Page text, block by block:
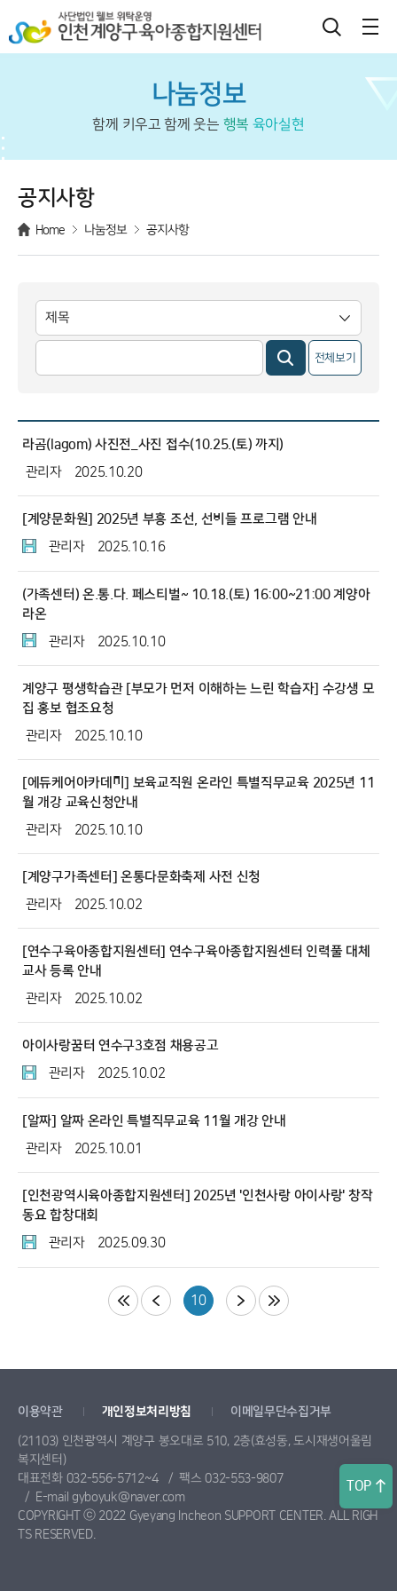
나눔정보
함께 키우고 함께 웃는 행복 육아실현
공지사항
Home 나눔정보 공지사항
전체보기
라곰(lagom) 사진전_사진 접수(10.25.(토) 까지)
관리자 2025.10.20
[계양문화원] 2025년 부흥 조선, 선비들 프로그램 안내
관리자 2025.10.16
(가족센터) 온.통.다. 페스티벌~ 10.18.(토) 16:00~21:00 계양아
라온
관리자 2025.10.10
계양구 평생학습관 [부모가 먼저 이해하는 느린 학습자] 수강생 모
집 홍보 협조요청
관리자 2025.10.10
[에듀케어아카데미] 보육교직원 온라인 특별직무교육 2025년 11
월 개강 교육신청안내
관리자 2025.10.10
[계양구가족센터] 온통다문화축제 사전 신청
관리자 2025.10.02
[연수구육아종합지원센터] 연수구육아종합지원센터 인력풀 대체
교사 등록 안내
관리자 2025.10.02
아이사랑꿈터 연수구3호점 채용공고
관리자 2025.10.02
[알짜] 알짜 온라인 특별직무교육 11월 개강 안내
관리자 2025.10.01
[인천광역시육아종합지원센터] 2025년 '인천사랑 아이사랑' 창작
동요 합창대회
관리자 2025.09.30
10
이용약관 개인정보처리방침 이메일무단수집거부
(21103) 인천광역시 계양구 봉오대로 510, 2층(효성동, 도시재생어울림
복지센터)
대표전화 032-556-5712~4
팩스 032-553-9807
E-mail gyboyuk@naver.com
COPYRIGHT ⓒ 2022 Gyeyang Incheon SUPPORT CENTER. ALL RIGH
TS RESERVED.
TOP